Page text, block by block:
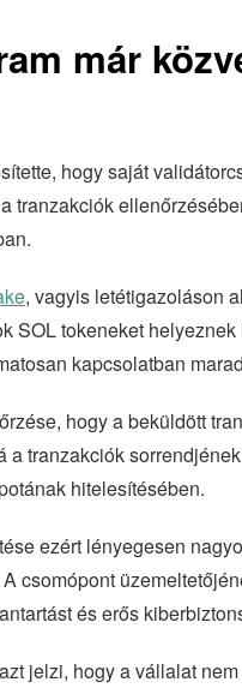
már
hogy saját
tranzakciók
, vagyis letétigazoláson
SOL tokeneket
kapcsolatban
hogy a beküldött
a tranzakciók
hitelesítésében.
ezért lényegesen
csomópont
és erős
jelzi, hogy a vállalat